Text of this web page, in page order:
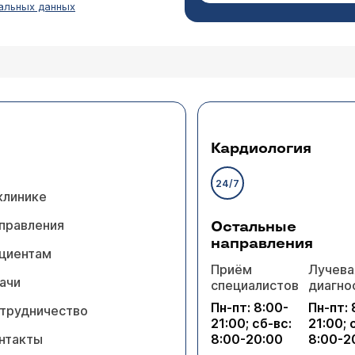
Марина Игоревна
, размеры при обнаружении 1.6, сейчас узи
положении, anteversio,-
длина 61мм. переднезадний 56мм. ширина
Эхогенность миометрия не
Могут расти, достигать больших
данных
Кардиология
24/7
Остальные
направления
Приём
специалистов
Пн-пт: 8:00-
21:00; сб-вс:
8:00-20:00
Пн-пт:
21:00;
8:00-